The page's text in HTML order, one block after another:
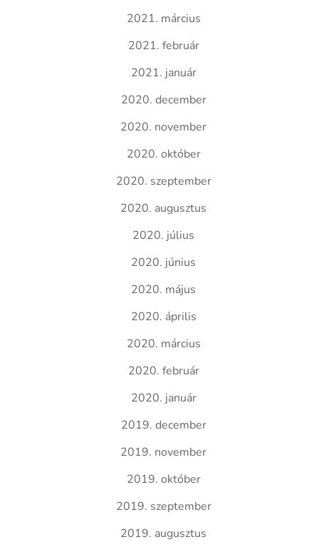
2021. március
2021. február
2021. január
2020. december
2020. november
2020. október
2020. szeptember
2020. augusztus
2020. július
2020. június
2020. május
2020. április
2020. március
2020. február
2020. január
2019. december
2019. november
2019. október
2019. szeptember
2019. augusztus